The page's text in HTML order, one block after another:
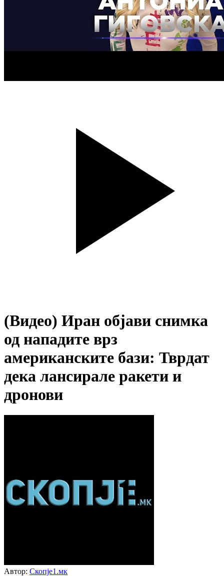
(Видео) Иран објави снимка
од нападите врз
американските бази: Тврдат
дека лансирале ракети и
дронови
Автор: Скопје1.мк